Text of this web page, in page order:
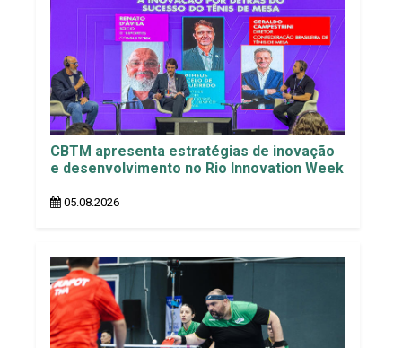
CBTM apresenta estratégias de inovação
e desenvolvimento no Rio Innovation Week
05.08.2026